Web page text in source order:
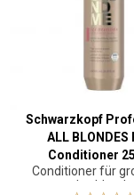
Schwarzkopf
ALL BLONDES
Conditioner
Conditioner für
normales